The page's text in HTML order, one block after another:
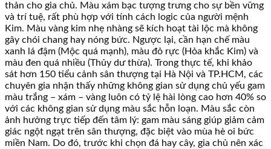
thản cho gia chủ. Màu xám bạc tượng trưng cho sự bền vững
và trí tuệ, rất phù hợp với tính cách logic của người mệnh
Kim. Màu vàng kim nhẹ nhàng sẽ kích hoạt tài lộc mà không
gây chói chang hay nóng bức. Ngược lại, cần hạn chế màu
xanh lá đậm (Mộc quá mạnh), màu đỏ rực (Hỏa khắc Kim) và
màu đen quá nhiều (Thủy dư thừa). Trong thực tế, khi khảo
sát hơn 150 tiểu cảnh sân thượng tại Hà Nội và TP.HCM, các
chuyên gia nhận thấy những không gian sử dụng chủ yếu gam
màu trắng – xám – vàng luôn có tỷ lệ hài lòng cao hơn 40% so
với các không gian sử dụng màu sắc hỗn loạn. Màu sắc còn
ảnh hưởng trực tiếp đến tâm lý: gam màu sáng giúp giảm cảm
giác ngột ngạt trên sân thượng, đặc biệt vào mùa hè oi bức
miền Nam. Do đó, trước khi chọn đá hay cây, gia chủ nên xác